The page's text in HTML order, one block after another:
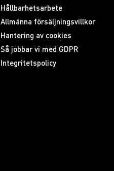
Hållbarhetsarbete
Allmänna försäljningsvillkor
Hantering av cookies
Så jobbar vi med GDPR
Integritetspolicy